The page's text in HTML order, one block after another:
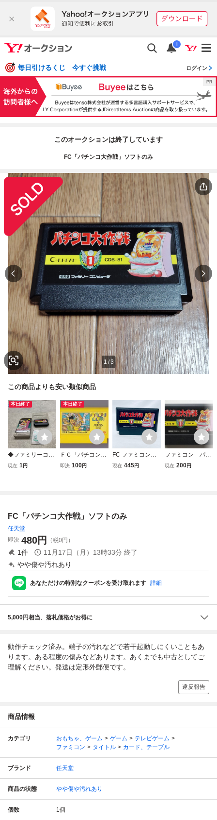
i
毎日引けるくじ 今すぐ挑戦 ログイン
このオークションは終了しています
FC「パチンコ大作戦」ソフトのみ
1 /3
この商品よりも安い類似商品
本日終了
◆ファミリーコン
ピューター/ファミ
現在 1円
本日終了
ＦＣ「パチコン」
（パチンコゲーム
即決 100円
FC ファミコンソ
フト パチンコ大作
現在 445円
ファミコン パチ
ンコ大作戦 1 CDS
現在 200円
FC「パチンコ大作戦」ソフトのみ
任天堂
即決 480円 （税0円）
1件 11月17日（月）13時33分 終了
やや傷や汚れあり
あなただけの特別なクーポンを受け取れます 詳細
5,000円相当、落札価格がお得に
動作チェック済み。端子の汚れなどで若干起動しにくいこともあ
ります。ある程度の傷みなどあります。あくまでも中古としてご
理解ください。発送は定形外郵便です。
違反報告
商品情報
カテゴリ おもちゃ、ゲーム ゲーム
テレビゲーム
ファミコン
タイトル カード、テーブル
ブランド 任天堂
商品の状態 やや傷や汚れあり
個数 1個